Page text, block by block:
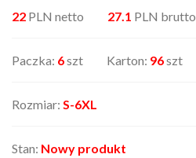
22 PLN netto 27.1 PLN brutto
Paczka: 6szt Karton: 96szt
Rozmiar: S-6XL
Stan: Nowy produkt